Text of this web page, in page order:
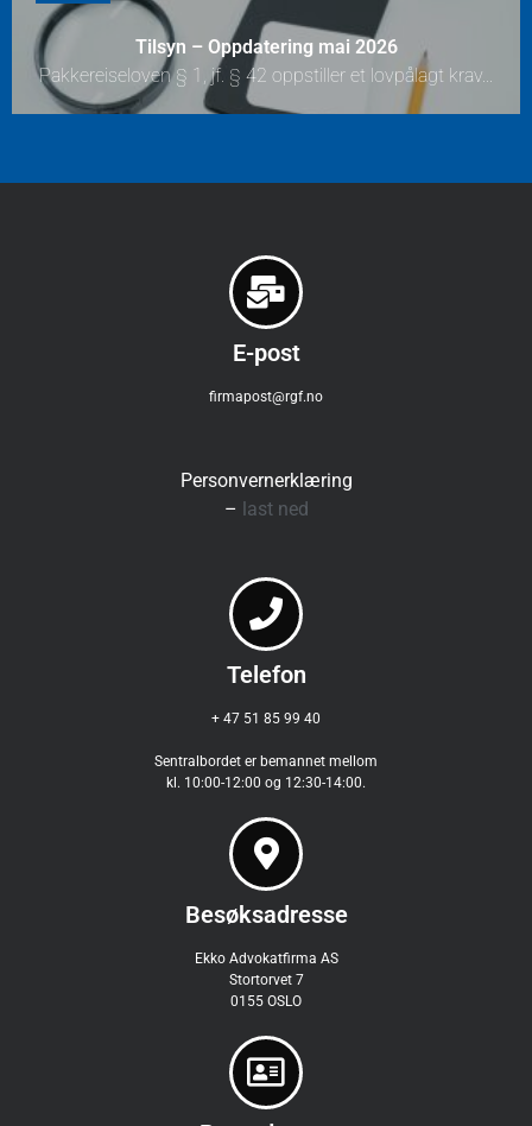
Tilsyn – Oppdatering mai 2026
Pakkereiseloven § 1, jf. § 42 oppstiller et lovpålagt krav...
E-post
firmapost@rgf.no
Personvernerklæring
– last ned
Telefon
+ 47 51 85 99 40
Sentralbordet er bemannet mellom
kl. 10:00-12:00 og 12:30-14:00.
Besøksadresse
Ekko Advokatfirma AS
Stortorvet 7
0155 OSLO